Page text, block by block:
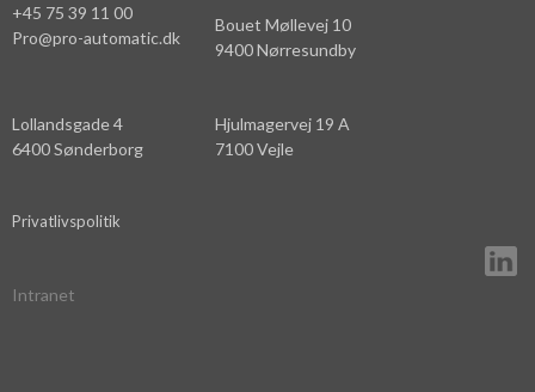
+45 75 39 11 00
Pro@pro-automatic.dk
Bouet Møllevej 10
9400 Nørresundby
Lollandsgade 4
6400 Sønderborg
Hjulmagervej 19 A
7100 Vejle
Privatlivspolitik
Intranet